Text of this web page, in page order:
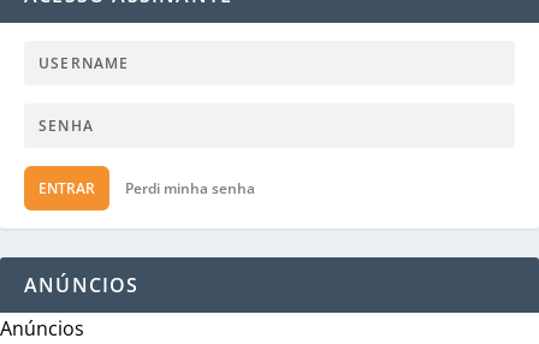
ENTRAR Perdi minha senha
ANÚNCIOS
Anúncios